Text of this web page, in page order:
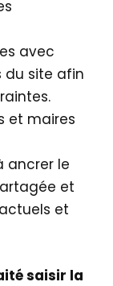
avec
du site afin
et maires
ancrer le
et
et
saisir la